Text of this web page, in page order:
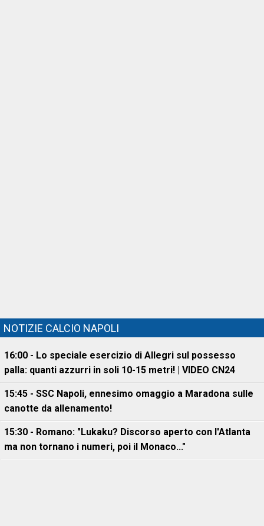
NOTIZIE CALCIO NAPOLI
16:00 - Lo speciale esercizio di Allegri sul possesso
palla: quanti azzurri in soli 10-15 metri! | VIDEO CN24
15:45 - SSC Napoli, ennesimo omaggio a Maradona sulle
canotte da allenamento!
15:30 - Romano: "Lukaku? Discorso aperto con l'Atlanta
ma non tornano i numeri, poi il Monaco..."